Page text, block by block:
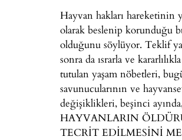
Hayvan hakları hareketinin
olarak beslenip korunduğu
olduğunu söylüyor. Teklif
sonra da ısrarla ve
tutulan yaşam nöbetleri,
savunucularının ve
değişiklikleri, beşinci
HAYVANLARIN
TECRİT EDİLMESİNİ